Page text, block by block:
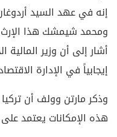
إنه في عهد السيد
ومحمد شيمشك هذا
أشار إلى أن وزير
إيجابياً في الإدارة
وذكر مارتن وولف أن
هذه الإمكانات يعتمد